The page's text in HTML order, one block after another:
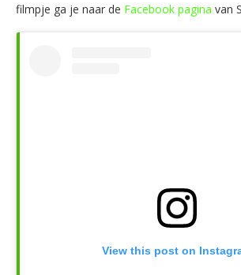
filmpje ga je naar de Facebook pagina van
View this post on